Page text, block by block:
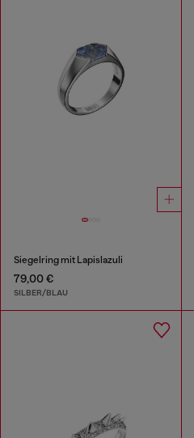
Siegelring mit Lapislazuli
79,00 €
SILBER/BLAU